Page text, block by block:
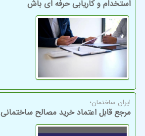
استخدام و کاریابی حرفه ای باش
ایران ساختمان؛
مرجع قابل اعتماد خرید مصالح ساختمانی